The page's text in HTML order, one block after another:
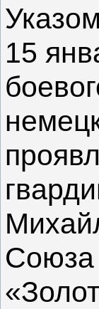
15
Союза